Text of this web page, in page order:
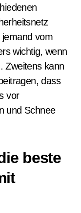
jemand vom
wichtig, wenn
Zweitens kann
dass
vor
und Schnee
beste